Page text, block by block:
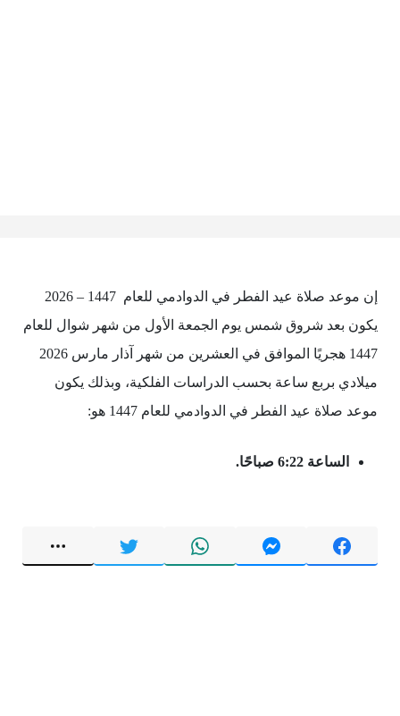
إن موعد صلاة عيد الفطر في الدوادمي للعام 1447 – 2026
يكون بعد شروق شمس يوم الجمعة الأول من شهر شوال للعام
1447 هجريًا الموافق في العشرين من شهر آذار مارس 2026
ميلادي بربع ساعة بحسب الدراسات الفلكية، وبذلك يكون
موعد صلاة عيد الفطر في الدوادمي للعام 1447 هو:
الساعة 6:22 صباحًا.